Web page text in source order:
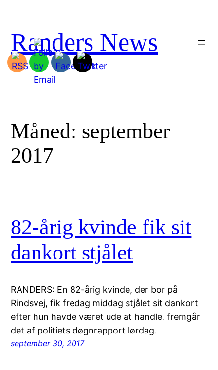
indhold
Randers News
Måned: september
2017
82-årig kvinde fik sit
dankort stjålet
RANDERS: En 82-årig kvinde, der bor på
Rindsvej, fik fredag middag stjålet sit dankort
efter hun havde været ude at handle, fremgår
det af politiets døgnrapport lørdag.
september 30, 2017